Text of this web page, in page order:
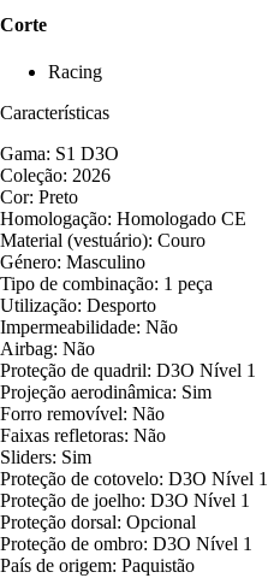
Corte
Racing
Características
Gama: S1 D3O
Coleção: 2026
Cor: Preto
Homologação: Homologado CE
Material (vestuário): Couro
Género: Masculino
Tipo de combinação: 1 peça
Utilização: Desporto
Impermeabilidade: Não
Airbag: Não
Proteção de quadril: D3O Nível 1
Projeção aerodinâmica: Sim
Forro removível: Não
Faixas refletoras: Não
Sliders: Sim
Proteção de cotovelo: D3O Nível 1
Proteção de joelho: D3O Nível 1
Proteção dorsal: Opcional
Proteção de ombro: D3O Nível 1
País de origem: Paquistão